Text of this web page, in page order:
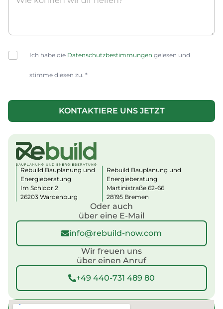
C
h
s
*
Ich habe die Datenschutzbestimmungen gelesen und
stimme diesen zu. *
KONTAKTIERE UNS JETZT
Rebuild Bauplanung und
Energieberatung
Im Schloor 2
26203 Wardenburg
Rebuild Bauplanung und
Energieberatung
Martinistraße 62-66
28195 Bremen
Wir freuen uns
über einen Anruf
+49 440-731 489 80
Oder auch
über eine E-Mail
info@rebuild-now.com